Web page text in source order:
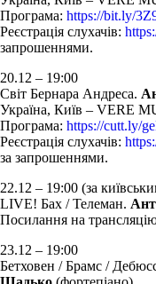
Програма: https://bit.ly/
Реєстрація слухачів:
запрошеннями.
20.12 – 19:00
Світ Бернара Андреса.
Україна, Київ – VERE
Програма: https://cutt.ly/
Реєстрація слухачів:
за запрошеннями.
22.12 – 19:00 (за
LIVE! Бах / Телеман.
Посилання на
23.12 – 19:00
Бетховен / Брамс /